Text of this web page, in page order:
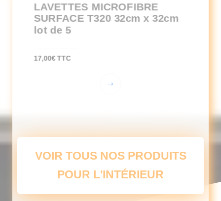
LAVETTES MICROFIBRE
SURFACE T320 32cm x 32cm
lot de 5
17,00€ TTC
Ce
options
être
VOIR TOUS NOS PRODUITS
POUR L'INTÉRIEUR